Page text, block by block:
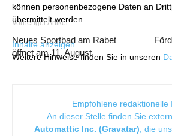
können personenbezogene Daten an
übermittelt werden.
Inhalte anzeigen
Weitere Hinweise finden Sie in unseren
Vorheriger Artikel
Neues Sportbad am Rabet
öffnet am 11. August
Empfohlene redaktionelle
An dieser Stelle finden Sie
Automattic Inc. (Gravatar) , die